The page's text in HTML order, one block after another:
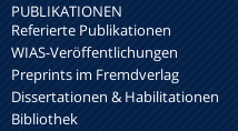
PUBLIKATIONEN
Referierte Publikationen
WIAS-Veröffentlichungen
Preprints im Fremdverlag
Dissertationen & Habilitationen
Bibliothek